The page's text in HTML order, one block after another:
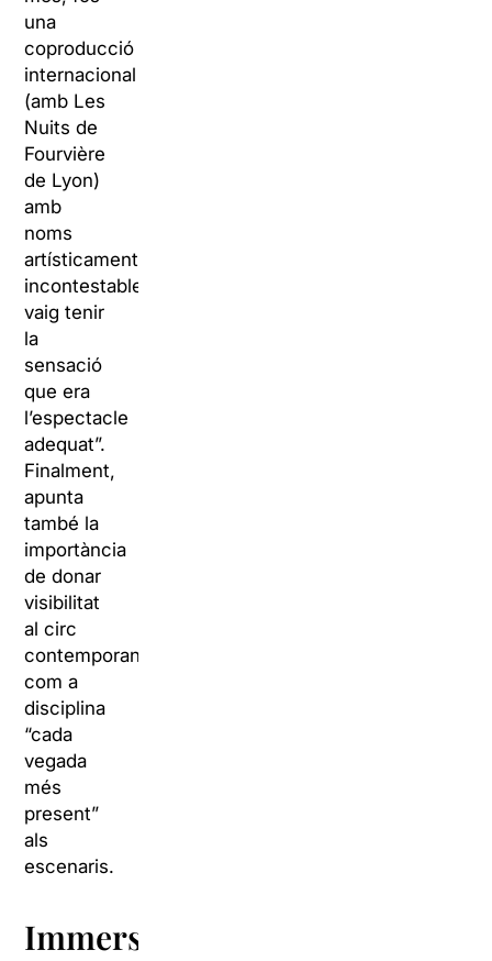
una
coproducció
internacional
(amb Les
Nuits de
Fourvière
de Lyon)
amb
noms
artísticament
incontestables,
vaig tenir
la
sensació
que era
l’espectacle
adequat”.
Finalment,
apunta
també la
importància
de donar
visibilitat
al circ
contemporani,
com a
disciplina
“cada
vegada
més
present”
als
escenaris.
Immersió